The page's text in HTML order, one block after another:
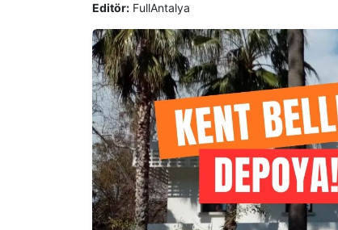
Editör: FullAntalya